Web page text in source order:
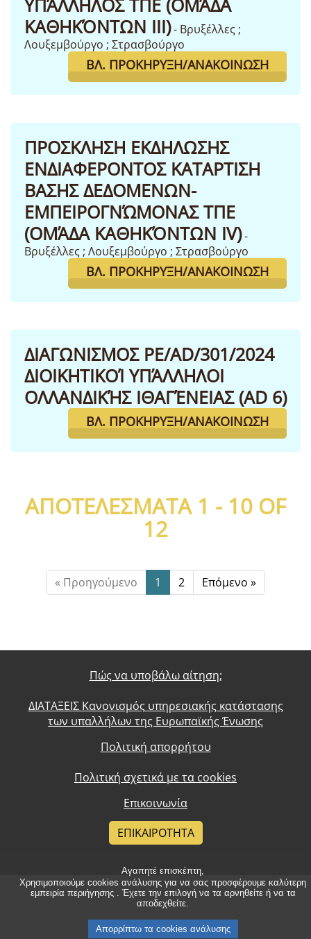
Αγαπητέ επισκέπτη,
Χρησιμοποιούμε cookies ανάλυσης για να σας προσφέρουμε καλύτερη
εμπειρία περιήγησης . Έχετε την επιλογή να τα αρνηθείτε ή να τα
αποδεχθείτε.
Απορρίπτω τα cookies ανάλυσης
ΥΠΆΛΛΗΛΟΣ ΤΠΕ (ΟΜΆΔΑ
ΚΑΘΗΚΌΝΤΩΝ III)- Βρυξέλλες ;
Λουξεμβούργο ; Στρασβούργο
ΒΛ. ΠΡΟΚΉΡΥΞΗ/ΑΝΑΚΟΊΝΩΣΗ
ΠΡΟΣΚΛΗΣΗ ΕΚΔΗΛΩΣΗΣ
ΕΝΔΙΑΦΕΡΟΝΤΟΣ ΚΑΤΑΡΤΙΣΗ
ΒΑΣΗΣ ΔΕΔΟΜΕΝΩΝ-
ΕΜΠΕΙΡΟΓΝΏΜΟΝΑΣ ΤΠΕ
(ΟΜΆΔΑ ΚΑΘΗΚΌΝΤΩΝ IV)-
Βρυξέλλες ; Λουξεμβούργο ; Στρασβούργο
ΒΛ. ΠΡΟΚΉΡΥΞΗ/ΑΝΑΚΟΊΝΩΣΗ
ΔΙΑΓΩΝΙΣΜΟΣ PE/AD/301/2024
ΔΙΟΙΚΗΤΙΚΟΊ ΥΠΆΛΛΗΛΟΙ
ΟΛΛΑΝΔΙΚΉΣ ΙΘΑΓΈΝΕΙΑΣ (AD 6)
ΒΛ. ΠΡΟΚΉΡΥΞΗ/ΑΝΑΚΟΊΝΩΣΗ
ΑΠΟΤΕΛΈΣΜΑΤΑ 1 - 10 OF
12
« Προηγούμενο 1 2 Επόμενο »
Πώς να υποβάλω αίτηση;
ΔΙΑΤΑΞΕΙΣ Κανονισμός υπηρεσιακής κατάστασης
των υπαλλήλων της Ευρωπαϊκής Ένωσης
Πολιτική απορρήτου
Πολιτική σχετικά με τα cookies
Επικοινωνία
ΕΠΙΚΑΙΡΌΤΗΤΑ